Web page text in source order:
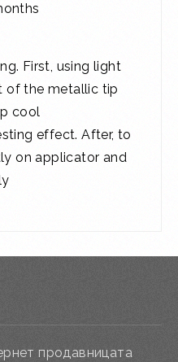
First, using light
of the metallic tip
cool
effect. After, to
on applicator and
продавницата